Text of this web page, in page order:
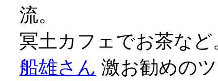
流。
冥土カフェでお茶など
船雄さん 激お勧めの